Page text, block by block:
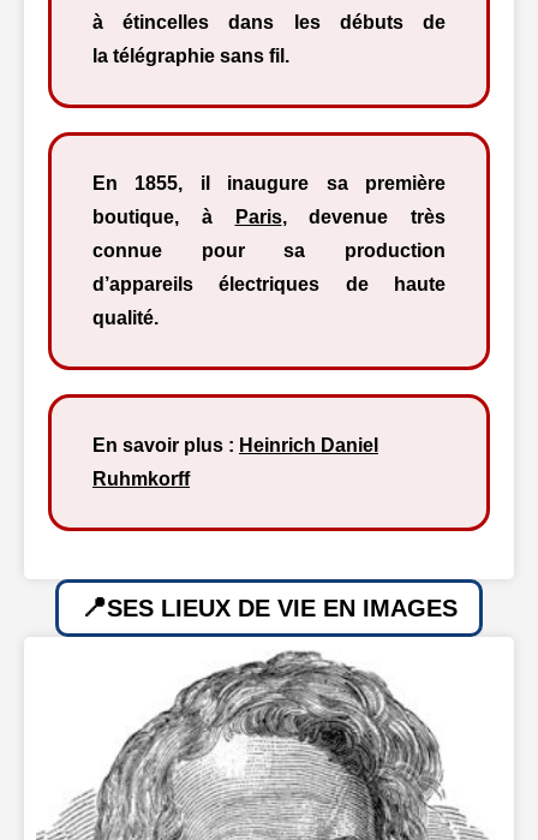
à étincelles dans les débuts de
la télégraphie sans fil.
En 1855, il inaugure sa première
boutique, à
Paris, devenue très
connue pour sa production
d’appareils électriques de haute
qualité.
En savoir plus : Heinrich Daniel
Ruhmkorff
SES LIEUX DE VIE EN IMAGES